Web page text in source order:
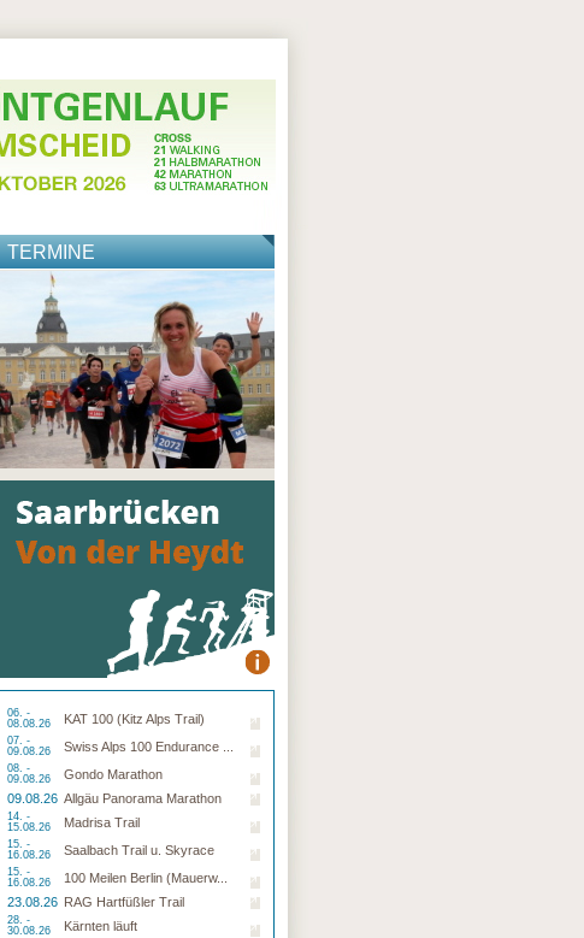
TERMINE
06. -
08.08.26
KAT 100 (Kitz Alps Trail)
07. -
09.08.26
Swiss Alps 100 Endurance ...
08. -
09.08.26
Gondo Marathon
09.08.26 Allgäu Panorama Marathon
14. -
15.08.26
Madrisa Trail
15. -
16.08.26
Saalbach Trail u. Skyrace
15. -
16.08.26
100 Meilen Berlin (Mauerw...
23.08.26 RAG Hartfüßler Trail
28. -
30.08.26
Kärnten läuft